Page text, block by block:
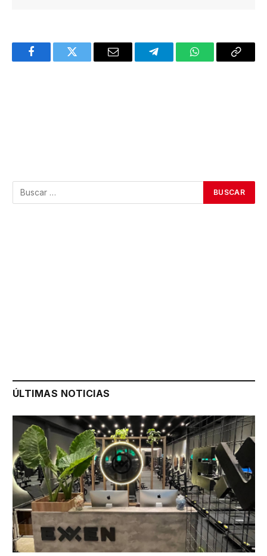
FacebookTwitter Email TelegramWhatsAppCopy
ÚLTIMAS NOTICIAS